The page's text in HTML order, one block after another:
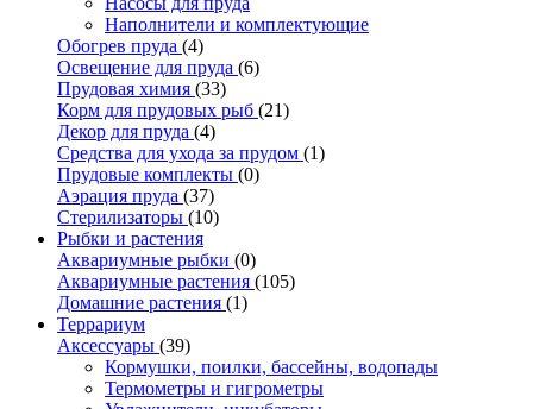
Наполнители и комплектующие
Обогрев пруда (4)
Освещение для пруда (6)
Прудовая химия (33)
Корм для прудовых рыб (21)
Декор для пруда (4)
Средства для ухода за прудом (1)
Прудовые комплекты (0)
Аэрация пруда (37)
Стерилизаторы (10)
Рыбки и растения
Аквариумные рыбки (0)
Аквариумные растения (105)
Домашние растения (1)
Террариум
Аксессуары (39)
Кормушки, поилки, бассейны, водопады
Термометры и гигрометры